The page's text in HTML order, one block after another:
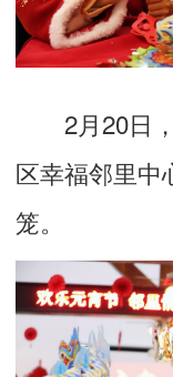
2月20日，
区幸福邻里中
笼。